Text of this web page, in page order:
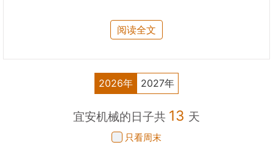
：最早可以追溯到农业社会时期，那时人们已经开始使用简单
备变得越来越复杂多样。
：到了工业革命时期，虽然西方科技迅速崛起，但在中国的传
统观念中，对于新事物的接纳仍然遵循着古老的习俗，即便是机器
天干地支组合、生肖冲煞等因素。比如，有的日子被认为适合动土
阅读全文
2026年 2027年
宜安机械的日子共 13 天
只看周末